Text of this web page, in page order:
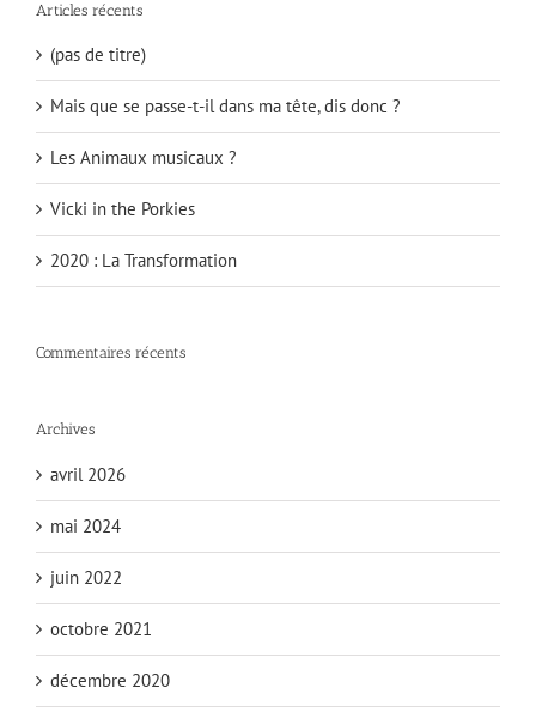
Articles récents
(pas de titre)
Mais que se passe-t-il dans ma tête, dis donc ?
Les Animaux musicaux ?
Vicki in the Porkies
2020 : La Transformation
Commentaires récents
Archives
avril 2026
mai 2024
juin 2022
octobre 2021
décembre 2020